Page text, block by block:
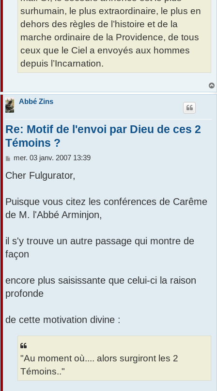
surhumain, le plus extraordinaire, le plus en
dehors des règles de l’histoire et de la
marche ordinaire de la Providence, de tous
ceux que le Ciel a envoyés aux hommes
depuis l’Incarnation.
Abbé Zins
Re: Motif de l'envoi par Dieu de ces 2
Témoins ?
M
s
g
mer. 03 janv. 2007 13:39
Cher Fulgurator,
Puisque vous citez les conférences de Carême
de M. l'Abbé Arminjon,
il s'y trouve un autre passage qui montre de
façon
encore plus saisissante que celui-ci la raison
profonde
de cette motivation divine :
"Au moment où.... alors surgiront les 2
Témoins.."